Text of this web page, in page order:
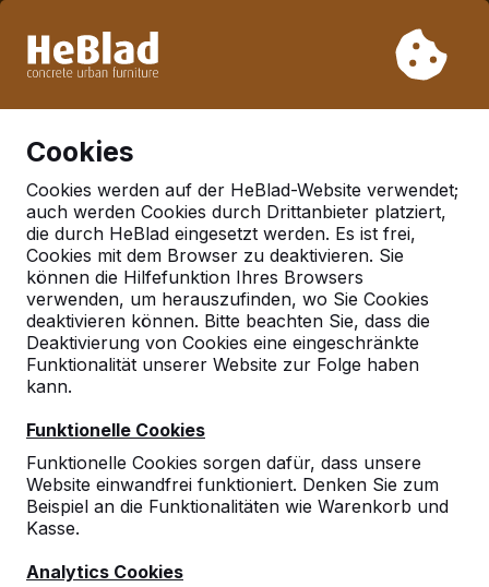
Woche 33 nicht. Bitte berücksichtigen Sie daher längere
Cookies
Cookies werden auf der HeBlad-Website verwendet;
auch werden Cookies durch Drittanbieter platziert,
die durch HeBlad eingesetzt werden. Es ist frei,
Cookies mit dem Browser zu deaktivieren. Sie
können die Hilfefunktion Ihres Browsers
verwenden, um herauszufinden, wo Sie Cookies
deaktivieren können. Bitte beachten Sie, dass die
Deaktivierung von Cookies eine eingeschränkte
Funktionalität unserer Website zur Folge haben
kann.
Funktionelle Cookies
Funktionelle Cookies sorgen dafür, dass unsere
Website einwandfrei funktioniert. Denken Sie zum
Beispiel an die Funktionalitäten wie Warenkorb und
Kasse.
Analytics Cookies
Deutschland
Referenties in:
Geilenkirchen
Geen reviews gevonden voor deze